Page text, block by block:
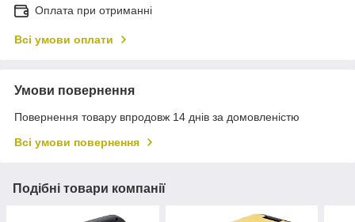
Оплата при отриманні
Всі умови оплати
Умови повернення
Повернення товару впродовж 14 днів за домовленістю
Всі умови повернення
Подібні товари компанії